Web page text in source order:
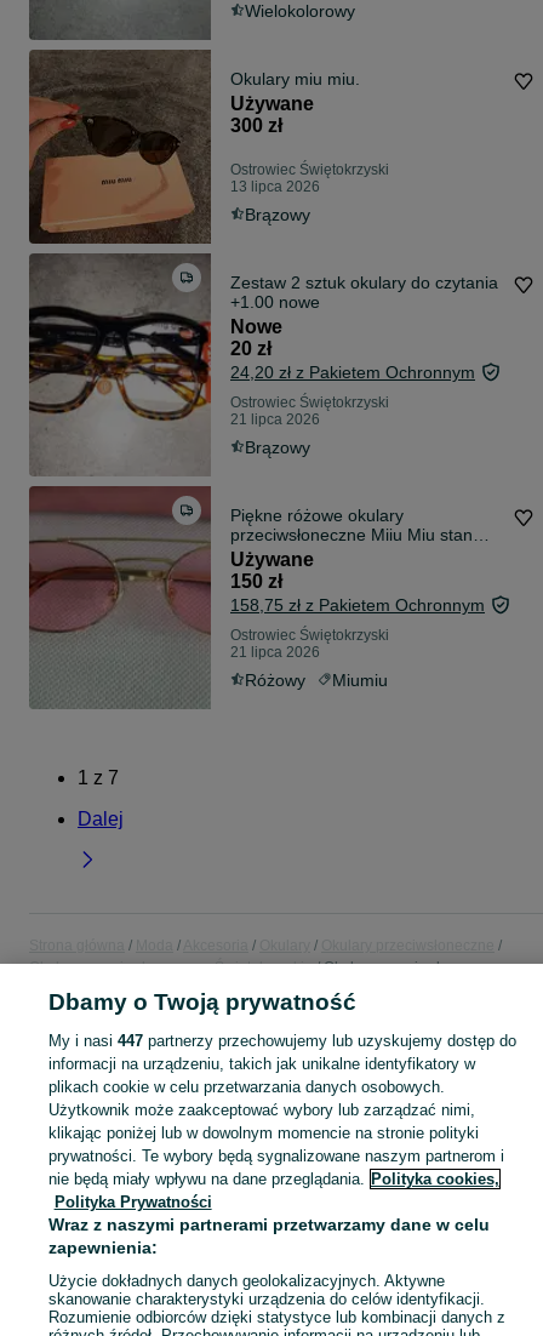
Wielokolorowy
Okulary miu miu.
Używane
300 zł
Ostrowiec Świętokrzyski
13 lipca 2026
Brązowy
Zestaw 2 sztuk okulary do czytania
+1.00 nowe
Nowe
20 zł
24,20 zł z Pakietem Ochronnym
Ostrowiec Świętokrzyski
21 lipca 2026
Brązowy
Piękne różowe okulary
przeciwsłoneczne Miiu Miu stan
idealny
Używane
150 zł
158,75 zł z Pakietem Ochronnym
Ostrowiec Świętokrzyski
21 lipca 2026
Różowy Miumiu
1 z 7
Dalej
Okulary przeciwsłoneczne - Świętokrzyskie
Okulary przeciwsłoneczne -
Ostrowiec Świętokrzyski
KATEGORIA
Szeroki wybór okularów przeciwsłonecznych Ostrowiec Świętokrzyski ▶️ z filtrem UV, aviator i inne ✅ Nowe i używane w dobrych cenach ✌ Znajdź oferty na OLX.pl! Zobacz
Mapa kategorii
Mapa miejscowości
Mapa ministron
Popularne wyszukiwania
Dbamy o Twoją prywatność
My i nasi 447partnerzy przechowujemy lub uzyskujemy dostęp do
informacji na urządzeniu, takich jak unikalne identyfikatory w
plikach cookie w celu przetwarzania danych osobowych.
Użytkownik może zaakceptować wybory lub zarządzać nimi,
klikając poniżej lub w dowolnym momencie na stronie polityki
prywatności. Te wybory będą sygnalizowane naszym partnerom i
nie będą miały wpływu na dane przeglądania. Polityka cookies,
Polityka Prywatności
Wraz z naszymi partnerami przetwarzamy dane w celu
zapewnienia:
Użycie dokładnych danych geolokalizacyjnych. Aktywne
skanowanie charakterystyki urządzenia do celów identyfikacji.
Rozumienie odbiorców dzięki statystyce lub kombinacji danych z